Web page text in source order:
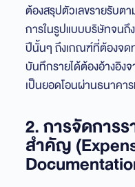
ต้องสรุปตัวเลขรายรับตา
การในรูปแบบบริษัทจนถึ
ปีนั้นๆ ถึงเกณฑ์ที่ต้องจด
บันทึกรายได้ต้องอ้างอิง
เป็นยอดโอนผ่านธนาคา
2. การจัดการร
สำคัญ